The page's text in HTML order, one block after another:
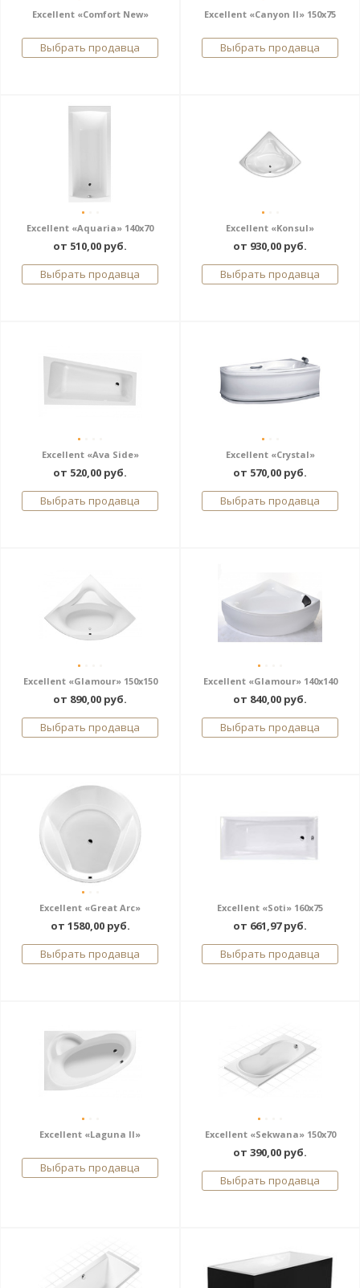
Excellent «Сomfort New»
Выбрать продавца
Excellent «Canyon II» 150x75
Выбрать продавца
Excellent «Aquaria» 140х70
от 510,00 руб.
Выбрать продавца
Excellent «Konsul»
от 930,00 руб.
Выбрать продавца
Excellent «Ava Side»
от 520,00 руб.
Выбрать продавца
Excellent «Crystal»
от 570,00 руб.
Выбрать продавца
Excellent «Glamour» 150х150
от 890,00 руб.
Выбрать продавца
Excellent «Glamour» 140х140
от 840,00 руб.
Выбрать продавца
Excellent «Great Arc»
от 1580,00 руб.
Выбрать продавца
Excellent «Soti» 160x75
от 661,97 руб.
Выбрать продавца
Excellent «Laguna II»
Выбрать продавца
Excellent «Sekwana» 150x70
от 390,00 руб.
Выбрать продавца